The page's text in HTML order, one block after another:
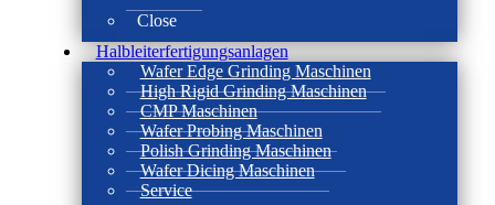
Close
Halbleiterfertigungsanlagen
Wafer Edge Grinding Maschinen
High Rigid Grinding Maschinen
CMP Maschinen
Wafer Probing Maschinen
Polish Grinding Maschinen
Wafer Dicing Maschinen
Service